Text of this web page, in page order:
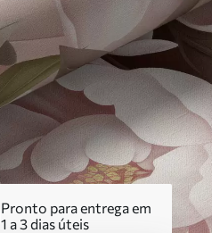
Pronto para entrega em
1 a 3 dias úteis